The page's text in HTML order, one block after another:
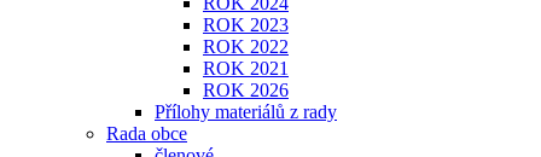
ROK 2023
ROK 2022
ROK 2021
ROK 2026
Přílohy materiálů z rady
Rada obce